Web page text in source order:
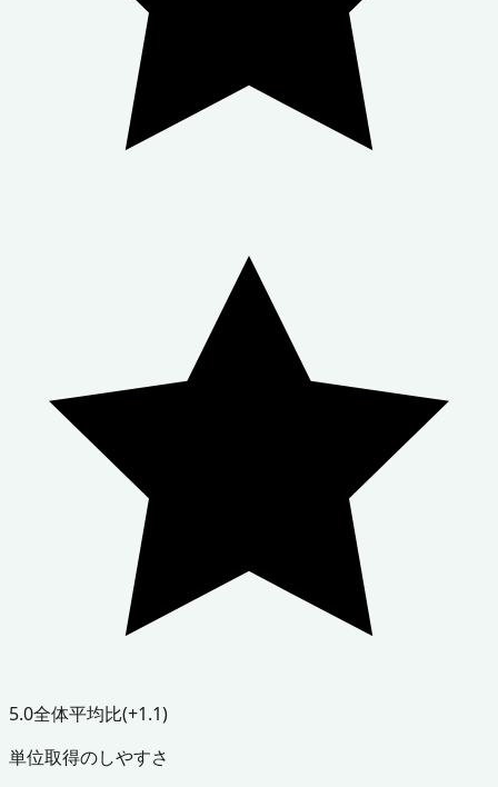
5.0全体平均比(+1.1)
単位取得のしやすさ